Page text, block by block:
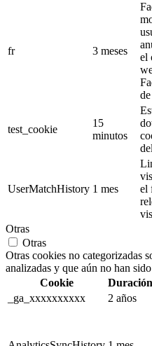
fr 3 meses
el
test_cookie
15
minutos
UserMatchHistory 1 mes
el
Otras
Otras
Otras cookies no categorizadas
analizadas y que aún no han
Cookie
Duración
_ga_xxxxxxxxxx
2 años